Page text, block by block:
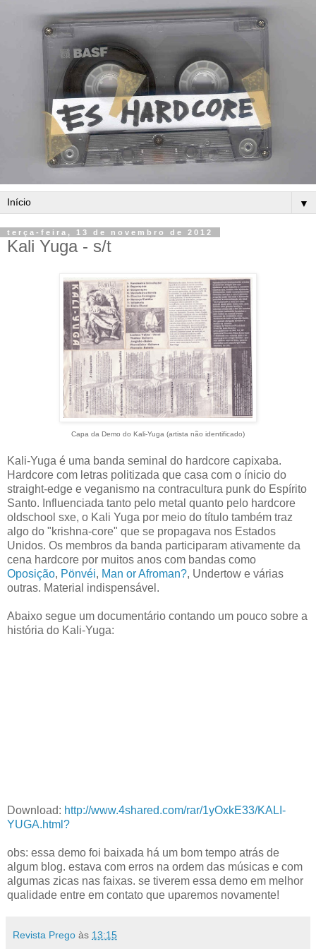
▼
terça-feira, 13 de novembro de 2012
Kali Yuga - s/t
Capa da Demo do Kali-Yuga (artista não identificado)
Kali-Yuga é uma banda seminal do hardcore capixaba.
Hardcore com letras politizada que casa com o ínicio do
straight-edge e veganismo na contracultura punk do Espírito
Santo. Influenciada tanto pelo metal quanto pelo hardcore
oldschool sxe, o Kali Yuga por meio do título também traz
algo do "krishna-core" que se propagava nos Estados
Unidos. Os membros da banda participaram ativamente da
cena hardcore por muitos anos com bandas como
Oposição, Pönvéi, Man or Afroman?, Undertow e várias
outras. Material indispensável.
Abaixo segue um documentário contando um pouco sobre a
história do Kali-Yuga:
Download: http://www.4shared.com/rar/1yOxkE33/KALI-
YUGA.html?
obs: essa demo foi baixada há um bom tempo atrás de
algum blog. estava com erros na ordem das músicas e com
algumas zicas nas faixas. se tiverem essa demo em melhor
qualidade entre em contato que uparemos novamente!
Revista Prego às 13:15